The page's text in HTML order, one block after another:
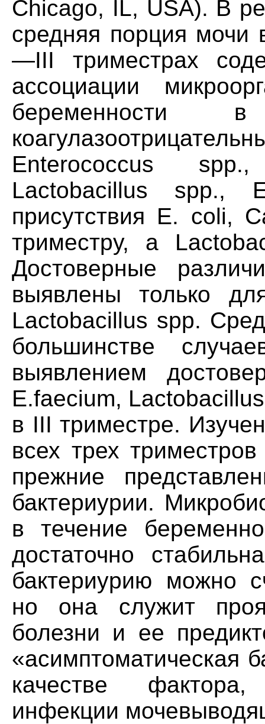
Chicago, IL, USA). В
средняя порция мочи
—III триместрах
ассоциации
беременности
Enterococcus
Lactobacillus spp.,
присутствия E. coli,
триместру, a
Достоверные
выявлены только
Lactobacillus spp.
большинстве
выявлением
E.faecium,
в III триместре.
всех трех
прежние
бактериурии.
в течение
достаточно
бактериурию можно
но она служит
болезни и ее
«асимптоматическая
качестве
инфекции